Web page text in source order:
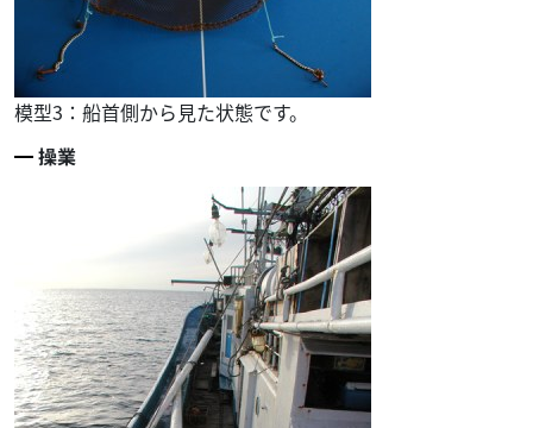
模型3：船首側から見た状態です。
操業